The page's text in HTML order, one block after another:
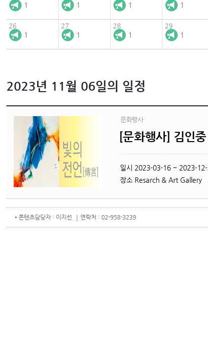
1 1 1 1
26
1
27
1
28
1
29
1
2023년 11월 06일의 일정
문화행사
[문화행사] 김인
일시 2023-03-16 ~ 2023-
장소 Resarch & Art Gallery
콘텐츠담당자 : 이지선 연락처 : 02-958-3239